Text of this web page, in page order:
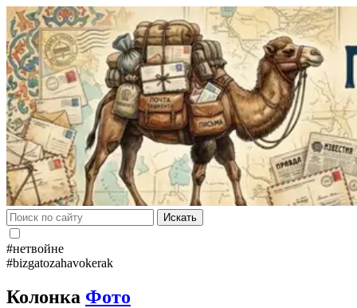
Искать
#нетвойне
#bizgatozahavokerak
Колонка Фото